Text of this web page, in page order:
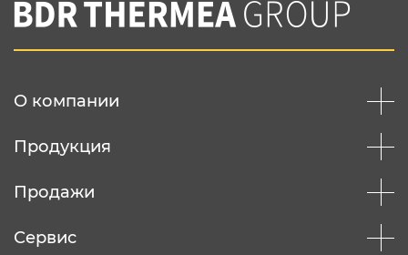
Вы соглашаетесь с нашей политикой
конфеденциальности
О компании
Продукция
Продажи
Сервис